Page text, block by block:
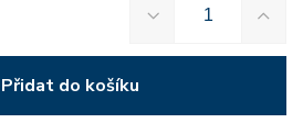
Přidat do košíku